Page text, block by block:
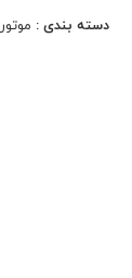
دسته بندی :